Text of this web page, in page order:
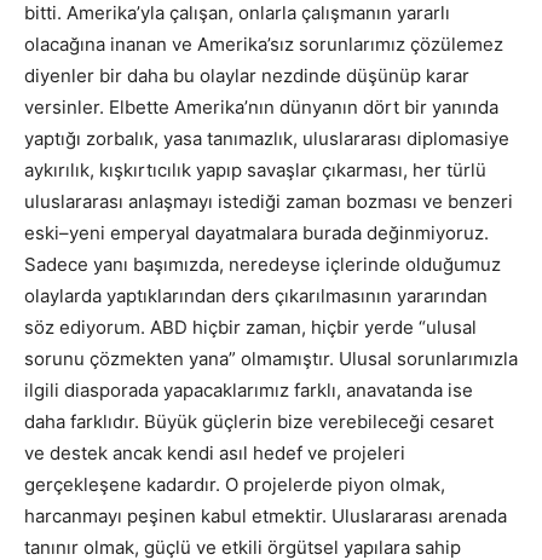
bitti. Amerika’yla çalışan, onlarla çalışmanın yararlı
olacağına inanan ve Amerika’sız sorunlarımız çözülemez
diyenler bir daha bu olaylar nezdinde düşünüp karar
versinler. Elbette Amerika’nın dünyanın dört bir yanında
yaptığı zorbalık, yasa tanımazlık, uluslararası diplomasiye
aykırılık, kışkırtıcılık yapıp savaşlar çıkarması, her türlü
uluslararası anlaşmayı istediği zaman bozması ve benzeri
eski–yeni emperyal dayatmalara burada değinmiyoruz.
Sadece yanı başımızda, neredeyse içlerinde olduğumuz
olaylarda yaptıklarından ders çıkarılmasının yararından
söz ediyorum. ABD hiçbir zaman, hiçbir yerde “ulusal
sorunu çözmekten yana” olmamıştır. Ulusal sorunlarımızla
ilgili diasporada yapacaklarımız farklı, anavatanda ise
daha farklıdır. Büyük güçlerin bize verebileceği cesaret
ve destek ancak kendi asıl hedef ve projeleri
gerçekleşene kadardır. O projelerde piyon olmak,
harcanmayı peşinen kabul etmektir. Uluslararası arenada
tanınır olmak, güçlü ve etkili örgütsel yapılara sahip